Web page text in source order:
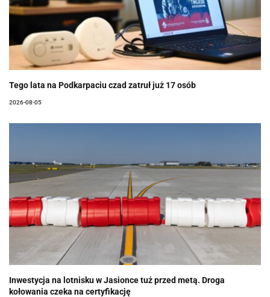
Tego lata na Podkarpaciu czad zatruł już 17 osób
2026-08-05
Inwestycja na lotnisku w Jasionce tuż przed metą. Droga
kołowania czeka na certyfikację